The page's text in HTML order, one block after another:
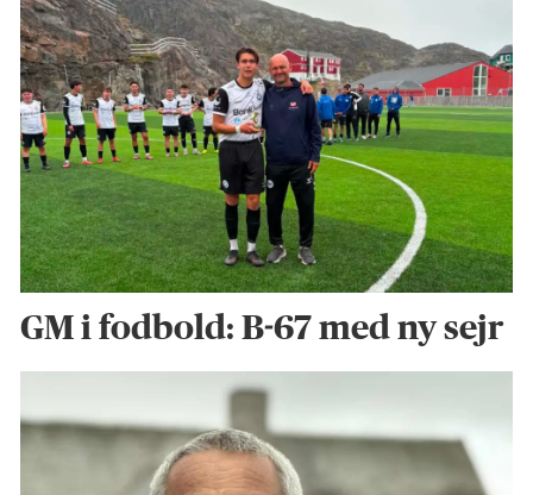
GM i fodbold: B-67 med ny sejr